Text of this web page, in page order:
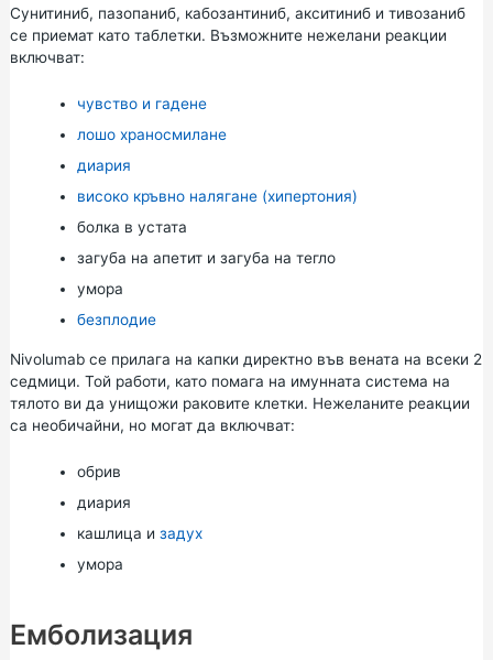
Сунитиниб, пазопаниб, кабозантиниб, акситиниб и тивозаниб
се приемат като таблетки. Възможните нежелани реакции
включват:
чувство и гадене
лошо храносмилане
диария
високо кръвно налягане (хипертония)
болка в устата
загуба на апетит и загуба на тегло
умора
безплодие
Nivolumab се прилага на капки директно във вената на всеки 2
седмици. Той работи, като помага на имунната система на
тялото ви да унищожи раковите клетки. Нежеланите реакции
са необичайни, но могат да включват:
обрив
диария
кашлица и задух
умора
Емболизация